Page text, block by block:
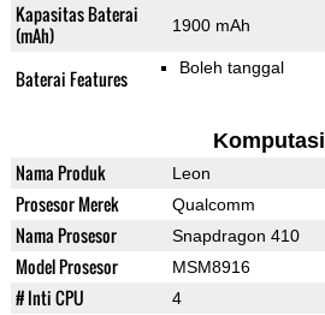
Kapasitas Baterai
(mAh)
1900 mAh
Baterai Features Boleh tanggal
Komputasi
Nama Produk Leon
Prosesor Merek Qualcomm
Nama Prosesor Snapdragon 410
Model Prosesor MSM8916
# Inti CPU 4